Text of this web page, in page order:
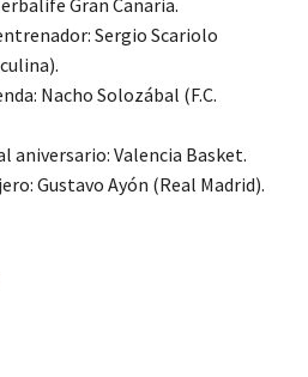
Sergio Scariolo
Nacho Solozábal (F.C.
aniversario: Valencia Basket.
Gustavo Ayón (Real Madrid).